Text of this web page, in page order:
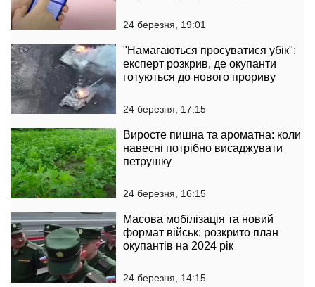
24 березня, 19:01
"Намагаються просуватися убік":
експерт розкрив, де окупанти
готуються до нового прориву
24 березня, 17:15
Виросте пишна та ароматна: коли
навесні потрібно висаджувати
петрушку
24 березня, 16:15
Масова мобілізація та новий
формат військ: розкрито план
окупантів на 2024 рік
24 березня, 14:15